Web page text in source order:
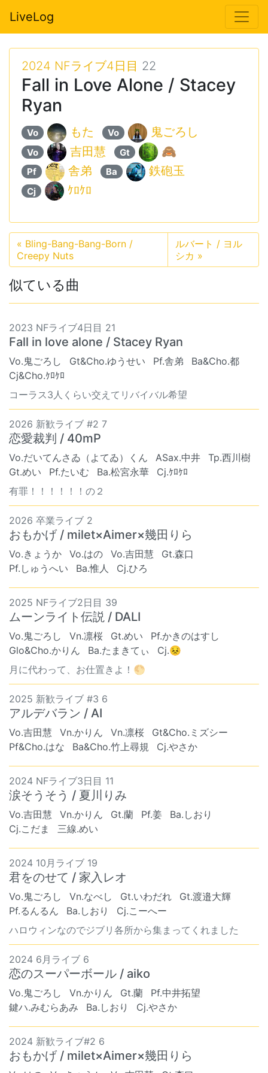
LiveLog
2024 NFライブ4日目 22
Fall in Love Alone / Stacey
Ryan
Vo もた Vo 鬼ごろし
Vo 吉田慧 Gt 🙈
Pf 舎弟 Ba 鉄砲玉
Cj ｹﾛｹﾛ
« Bling-Bang-Bang-Born /
Creepy Nuts
ルバート / ヨル
シカ »
似ている曲
2023 NFライブ4日目 21
Fall in love alone / Stacey Ryan
Vo.鬼ごろし Gt&Cho.ゆうせい Pf.舎弟
Ba&Cho.都
Cj&Cho.ｹﾛｹﾛ
コーラス3人くらい交えてリバイバル希望
2026 新歓ライブ #2 7
恋愛裁判 / 40mP
Vo.だいてんさゐ（よてゐ）くん ASax.中井
Tp.西川樹
Gt.めい
Pf.たいむ Ba.松宮永華
Cj.ｹﾛｹﾛ
有罪！！！！！！の２
2026 卒業ライブ 2
おもかげ / milet×Aimer×幾田りら
Vo.きょうか Vo.はの Vo.吉田慧
Gt.森口
Pf.しゅうへい
Ba.惟人 Cj.ひろ
2025 NFライブ2日目 39
ムーンライト伝説 / DALI
Vo.鬼ごろし Vn.凛桜 Gt.めい
Pf.かきのはすし
Glo&Cho.かりん
Ba.たまきてぃ
Cj.😣
月に代わって、お仕置きよ！🌕
2025 新歓ライブ #3 6
アルデバラン / AI
Vo.吉田慧 Vn.かりん Vn.凛桜
Gt&Cho.ミズシー
Pf&Cho.はな
Ba&Cho.竹上尋規 Cj.やさか
2024 NFライブ3日目 11
涙そうそう / 夏川りみ
Vo.吉田慧 Vn.かりん Gt.蘭 Pf.姜
Ba.しおり
Cj.こだま
三線.めい
2024 10月ライブ 19
君をのせて / 家入レオ
Vo.鬼ごろし Vn.なべし Gt.いわだれ
Gt.渡邉大輝
Pf.るんるん
Ba.しおり
Cj.こーへー
ハロウィンなのでジブリ各所から集まってくれました
2024 6月ライブ 6
恋のスーパーボール / aiko
Vo.鬼ごろし Vn.かりん Gt.蘭
Pf.中井拓望
鍵ハ.みむらあみ
Ba.しおり Cj.やさか
2024 新歓ライブ#2 6
おもかげ / milet×Aimer×幾田りら